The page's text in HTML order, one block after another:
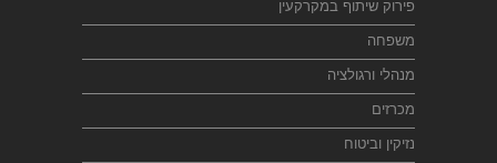
פירוק שיתוף במקרקעין
משפחה
מנהלי ורגולציה
מכרזים
נזיקין וביטוח